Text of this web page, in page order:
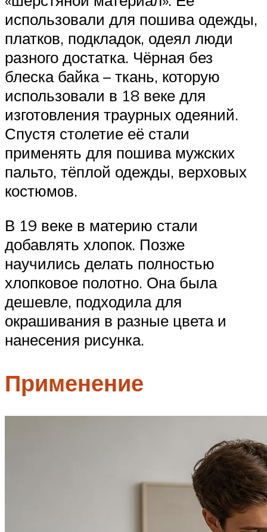
использовали для пошива одежды,
платков, подкладок, одеял люди
разного достатка. Чёрная без
блеска байка – ткань, которую
использовали в 18 веке для
изготовления траурных одеяний.
Спустя столетие её стали
применять для пошива мужских
пальто, тёплой одежды, верховых
костюмов.
В 19 веке в материю стали
добавлять хлопок. Позже
научились делать полностью
хлопковое полотно. Она была
дешевле, подходила для
окрашивания в разные цвета и
нанесения рисунка.
Применение